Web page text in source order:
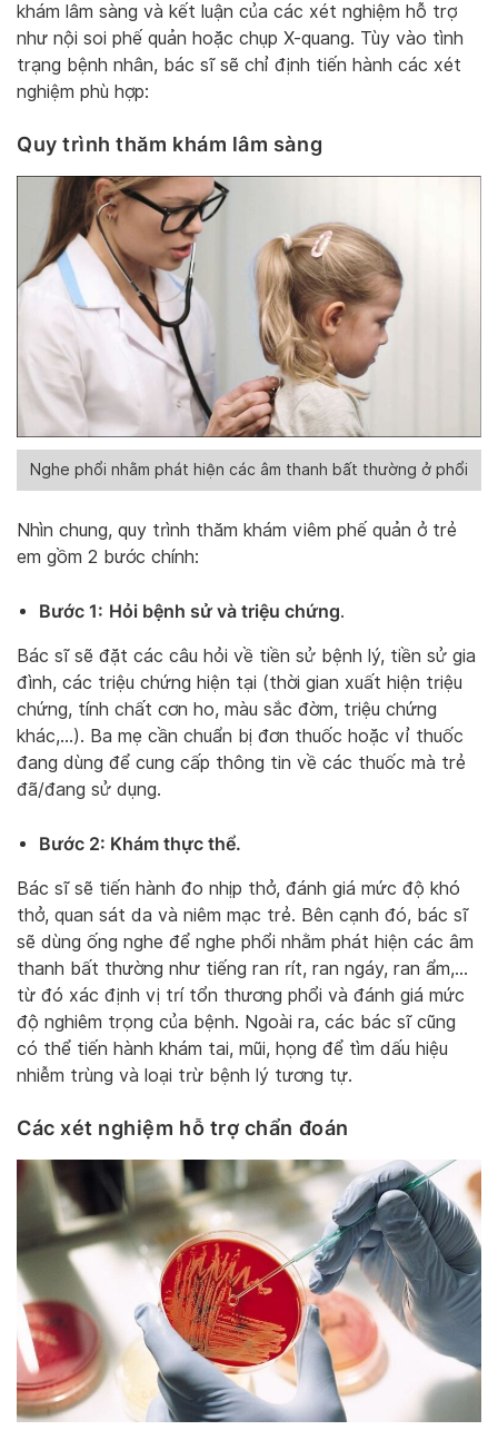
khám lâm sàng và kết luận của các xét nghiệm hỗ trợ
như nội soi phế quản hoặc chụp X-quang. Tùy vào tình
trạng bệnh nhân, bác sĩ sẽ chỉ định tiến hành các xét
nghiệm phù hợp:
Quy trình thăm khám lâm sàng
Nghe phổi nhằm phát hiện các âm thanh bất thường ở phổi
Nhìn chung, quy trình thăm khám viêm phế quản ở trẻ
em gồm 2 bước chính:
Bước 1: Hỏi bệnh sử và triệu chứng.
Bác sĩ sẽ đặt các câu hỏi về tiền sử bệnh lý, tiền sử gia
đình, các triệu chứng hiện tại (thời gian xuất hiện triệu
chứng, tính chất cơn ho, màu sắc đờm, triệu chứng
khác,…). Ba mẹ cần chuẩn bị đơn thuốc hoặc vỉ thuốc
đang dùng để cung cấp thông tin về các thuốc mà trẻ
đã/đang sử dụng.
Bước 2: Khám thực thể.
Bác sĩ sẽ tiến hành đo nhịp thở, đánh giá mức độ khó
thở, quan sát da và niêm mạc trẻ. Bên cạnh đó, bác sĩ
sẽ dùng ống nghe để nghe phổi nhằm phát hiện các âm
thanh bất thường như tiếng ran rít, ran ngáy, ran ẩm,…
từ đó xác định vị trí tổn thương phổi và đánh giá mức
độ nghiêm trọng của bệnh. Ngoài ra, các bác sĩ cũng
có thể tiến hành khám tai, mũi, họng để tìm dấu hiệu
nhiễm trùng và loại trừ bệnh lý tương tự.
Các xét nghiệm hỗ trợ chẩn đoán